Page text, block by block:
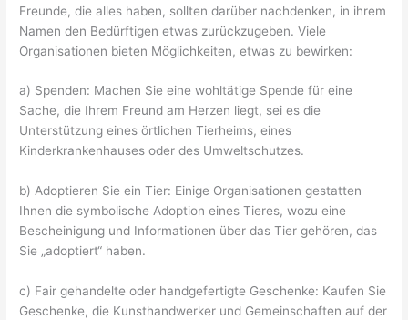
Freunde, die alles haben, sollten darüber nachdenken, in ihrem
Namen den Bedürftigen etwas zurückzugeben. Viele
Organisationen bieten Möglichkeiten, etwas zu bewirken:
a) Spenden: Machen Sie eine wohltätige Spende für eine
Sache, die Ihrem Freund am Herzen liegt, sei es die
Unterstützung eines örtlichen Tierheims, eines
Kinderkrankenhauses oder des Umweltschutzes.
b) Adoptieren Sie ein Tier: Einige Organisationen gestatten
Ihnen die symbolische Adoption eines Tieres, wozu eine
Bescheinigung und Informationen über das Tier gehören, das
Sie „adoptiert“ haben.
c) Fair gehandelte oder handgefertigte Geschenke: Kaufen Sie
Geschenke, die Kunsthandwerker und Gemeinschaften auf der